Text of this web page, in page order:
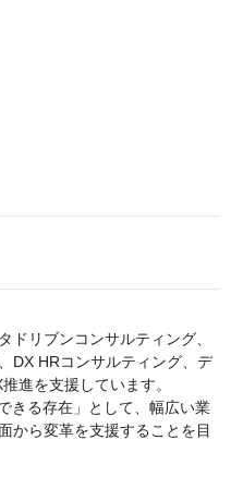
ドリブンコンサルティング、
DX HRコンサルティング、デ
進を支援しています。
きる存在」として、幅広い業
から変革を支援することを目